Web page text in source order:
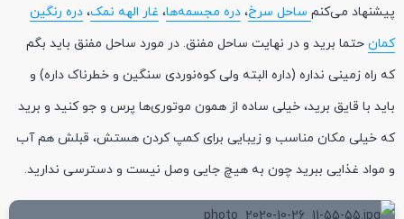
پیشنهاد می‌کنم ساحل سرخ، دره مجسمه‌ها، غار الهه نمک، دره رنگین
کمان حتما برید و در نهایت ساحل مفنق. در مورد ساحل مفنق باید بگم
که راه زمینی نداره (داره البته ولی کوه‌نوردی سنگین و خطرناک داره) و
باید با قایق برید، خیلی ساده از همون موتوری‌ها پرس و جو کنید و برید
که خیلی مکان مناسب و زیبایی برای کمپ کردن هستش، قبلش هم آب
و مواد غذایی ببرید چون به هیچ جایی وصل نیست و دسترسی ندارید.